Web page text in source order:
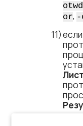
otwd
or, -